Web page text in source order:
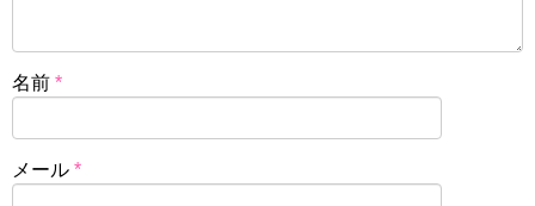
名前 *
メール *